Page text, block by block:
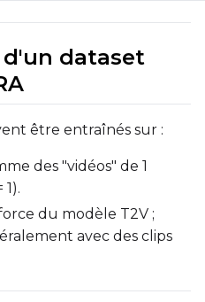
Width
Height
dataset
être entraînés sur :
des "vidéos" de 1
du modèle T2V ;
avec des clips